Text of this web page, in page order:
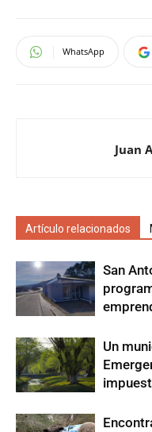
WhatsApp
Juan
Artículo relacionados
San
Un